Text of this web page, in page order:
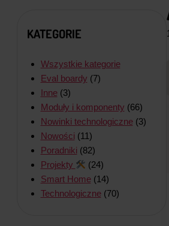
KATEGORIE
Wszystkie kategorie
Eval boardy (7)
Inne(3)
Moduły i komponenty (66)
Nowinki technologiczne(3)
Nowości (11)
Poradniki (82)
Projekty
(24)
Smart Home(14)
Technologiczne(70)